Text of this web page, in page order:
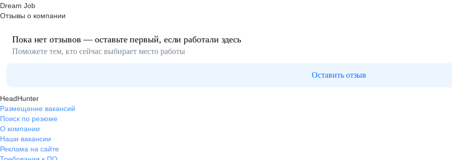
Dream Job
Отзывы о компании
Пока нет отзывов — оставьте первый, если работали здесь
Поможете тем, кто сейчас выбирает место работы
Оставить отзыв
HeadHunter
Размещение вакансий
Поиск по резюме
О компании
Наши вакансии
Реклама на сайте